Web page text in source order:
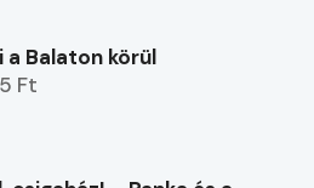
a Balaton körül
Ft